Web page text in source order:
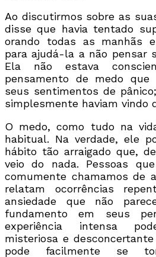
Ao discutirmos sobre as
disse que havia tentado
orando todas as manhãs
para ajudá-la a não pensar
Ela não estava
pensamento de medo que
seus sentimentos de
simplesmente haviam vindo
O medo, como tudo na
habitual. Na verdade, ele
hábito tão arraigado que,
veio do nada. Pessoas
comumente chamamos de
relatam ocorrências
ansiedade que não
fundamento em seus
experiência intensa
misteriosa e
pode facilmente se